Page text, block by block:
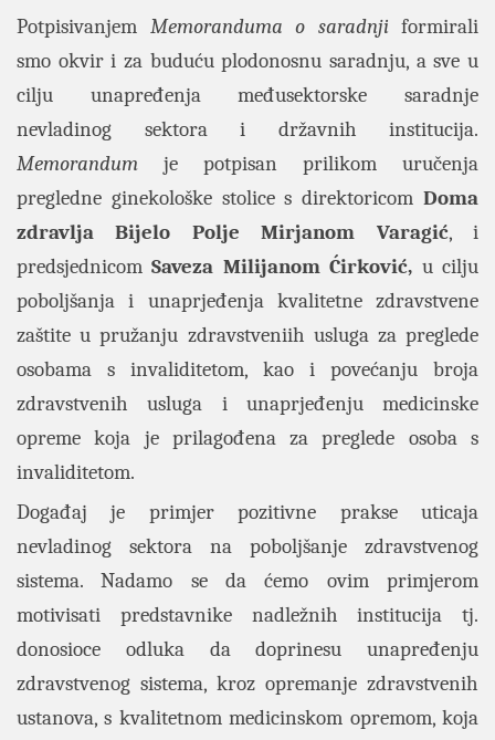
Potpisivanjem Memoranduma o saradnji formirali
smo okvir i za buduću plodonosnu saradnju, a sve u
cilju unapređenja međusektorske saradnje
nevladinog sektora i državnih institucija.
Memorandum je potpisan prilikom uručenja
pregledne ginekološke stolice s direktoricom Doma
zdravlja
Bijelo Polje Mirjanom Varagić, i
predsjednicomSaveza Milijanom Ćirković, u cilju
poboljšanja i unaprjeđenja kvalitetne zdravstvene
zaštite u pružanju zdravstveniih usluga za preglede
osobama s invaliditetom, kao i povećanju broja
zdravstvenih usluga i unaprjeđenju medicinske
opreme koja je prilagođena za preglede osoba s
invaliditetom.
Događaj je primjer pozitivne prakse uticaja
nevladinog sektora na poboljšanje zdravstvenog
sistema. Nadamo se da ćemo ovim primjerom
motivisati predstavnike nadležnih institucija tj.
donosioce odluka da doprinesu unapređenju
zdravstvenog sistema, kroz opremanje zdravstvenih
ustanova, s kvalitetnom medicinskom opremom, koja